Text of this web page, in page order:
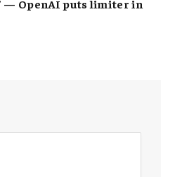
— OpenAI puts limiter in